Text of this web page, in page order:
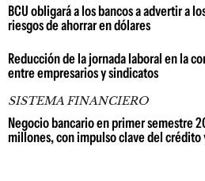
BCU obligará a los bancos a advertir a
riesgos de ahorrar en dólares
Reducción de la jornada laboral en la
entre empresarios y sindicatos
SISTEMA FINANCIERO
Negocio bancario en primer semestre
millones, con impulso clave del crédito